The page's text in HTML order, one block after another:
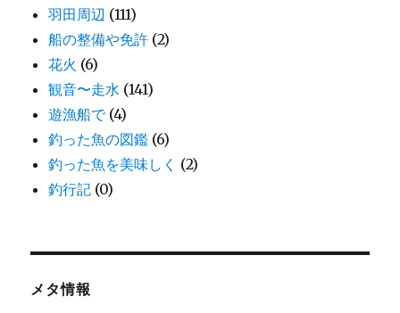
羽田周辺 (111)
船の整備や免許 (2)
花火 (6)
観音〜走水 (141)
遊漁船で(4)
釣った魚の図鑑 (6)
釣った魚を美味しく (2)
釣行記 (0)
メタ情報